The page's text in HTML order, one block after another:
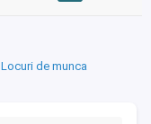
Locuri de munca